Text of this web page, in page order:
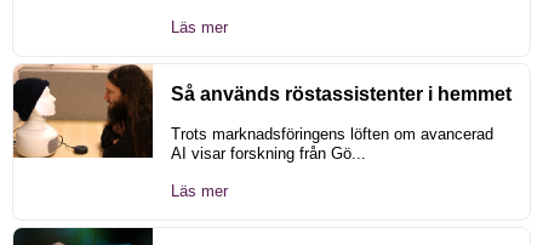
Läs mer
Så används röstassistenter i hemmet
Trots marknadsföringens löften om avancerad
AI visar forskning från Gö...
Läs mer